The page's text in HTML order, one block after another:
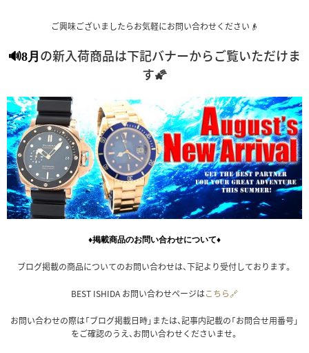
ご興味ございましたらお気軽にお問い合わせください👴
🔊8月 の新入荷商品は下記バナーからご覧いただけま
す🌠
♦掲載商品のお問い合わせについて♦
ブログ掲載の商品についてのお問い合わせは、下記より受付しております。
BEST ISHIDA お問い合わせページはこちら🔗
お問い合わせの際は「ブログ掲載日時」または、記事内記載の「お問合せ用番号」
をご確認のうえ、お問い合わせくださいませ。